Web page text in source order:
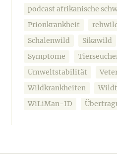
podcast afrikanische
Prionkrankheit
Schalenwild
Sikawild
Symptome
Umweltstabilität
Wildkrankheiten
WiLiMan-ID